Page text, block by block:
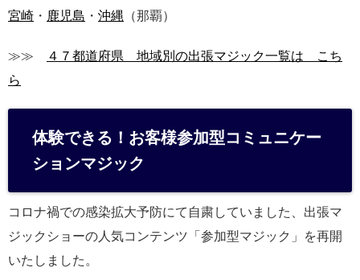
宮崎 ・ 鹿児島 ・ 沖縄 （那覇）
≫≫
４７都道府県 地域別の出張マジック一覧は こち
ら
体験できる！お客様参加型コミュニケー
ションマジック
コロナ禍での感染拡大予防にて自粛していました、出張マ
ジックショーの人気コンテンツ「参加型マジック」を再開
いたしました。